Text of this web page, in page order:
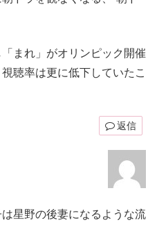
まれ」がオリンピック開催
聴率は更に低下していたこ
返信
星野の後妻になるような流